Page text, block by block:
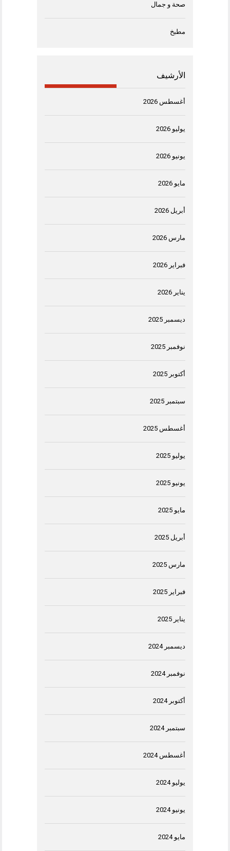
صحة و جمال
مطبخ
الأرشيف
أغسطس 2026
يوليو 2026
يونيو 2026
مايو 2026
أبريل 2026
مارس 2026
فبراير 2026
يناير 2026
ديسمبر 2025
نوفمبر 2025
أكتوبر 2025
سبتمبر 2025
أغسطس 2025
يوليو 2025
يونيو 2025
مايو 2025
أبريل 2025
مارس 2025
فبراير 2025
يناير 2025
ديسمبر 2024
نوفمبر 2024
أكتوبر 2024
سبتمبر 2024
أغسطس 2024
يوليو 2024
يونيو 2024
مايو 2024